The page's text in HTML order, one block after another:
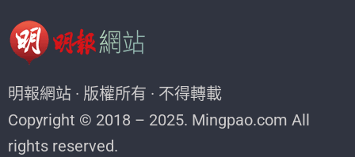
明報網站 · 版權所有 · 不得轉載
Copyright © 2018 – 2025. Mingpao.com All
rights reserved.